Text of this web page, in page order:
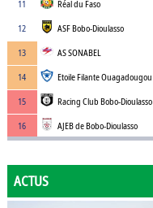
11
Réal du Faso
12
ASF Bobo-Dioulasso
13
AS SONABEL
14
Etoile Filante Ouagadougou
15
Racing Club Bobo-Dioulasso
16
AJEB de Bobo-Dioulasso
ACTUS